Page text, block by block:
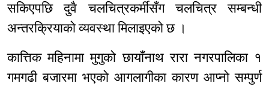
सकिएपछि दुवै चलचित्रकर्मीसँग चलचित्र सम्बन्धी
अन्तरक्रियाको व्यवस्था मिलाइएको छ ।
कात्तिक महिनामा मुगुको छायाँनाथ रारा नगरपालिका १
गमगढी बजारमा भएको आगलागीका कारण आप्नो सम्पुर्ण